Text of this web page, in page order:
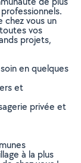
vous un
vos
projets,
en quelques
et
privée et
à la plus